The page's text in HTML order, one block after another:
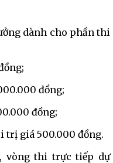
dành cho phần thi
đồng;
đồng;
trị giá 500.000 đồng.
vòng thi trực tiếp dự